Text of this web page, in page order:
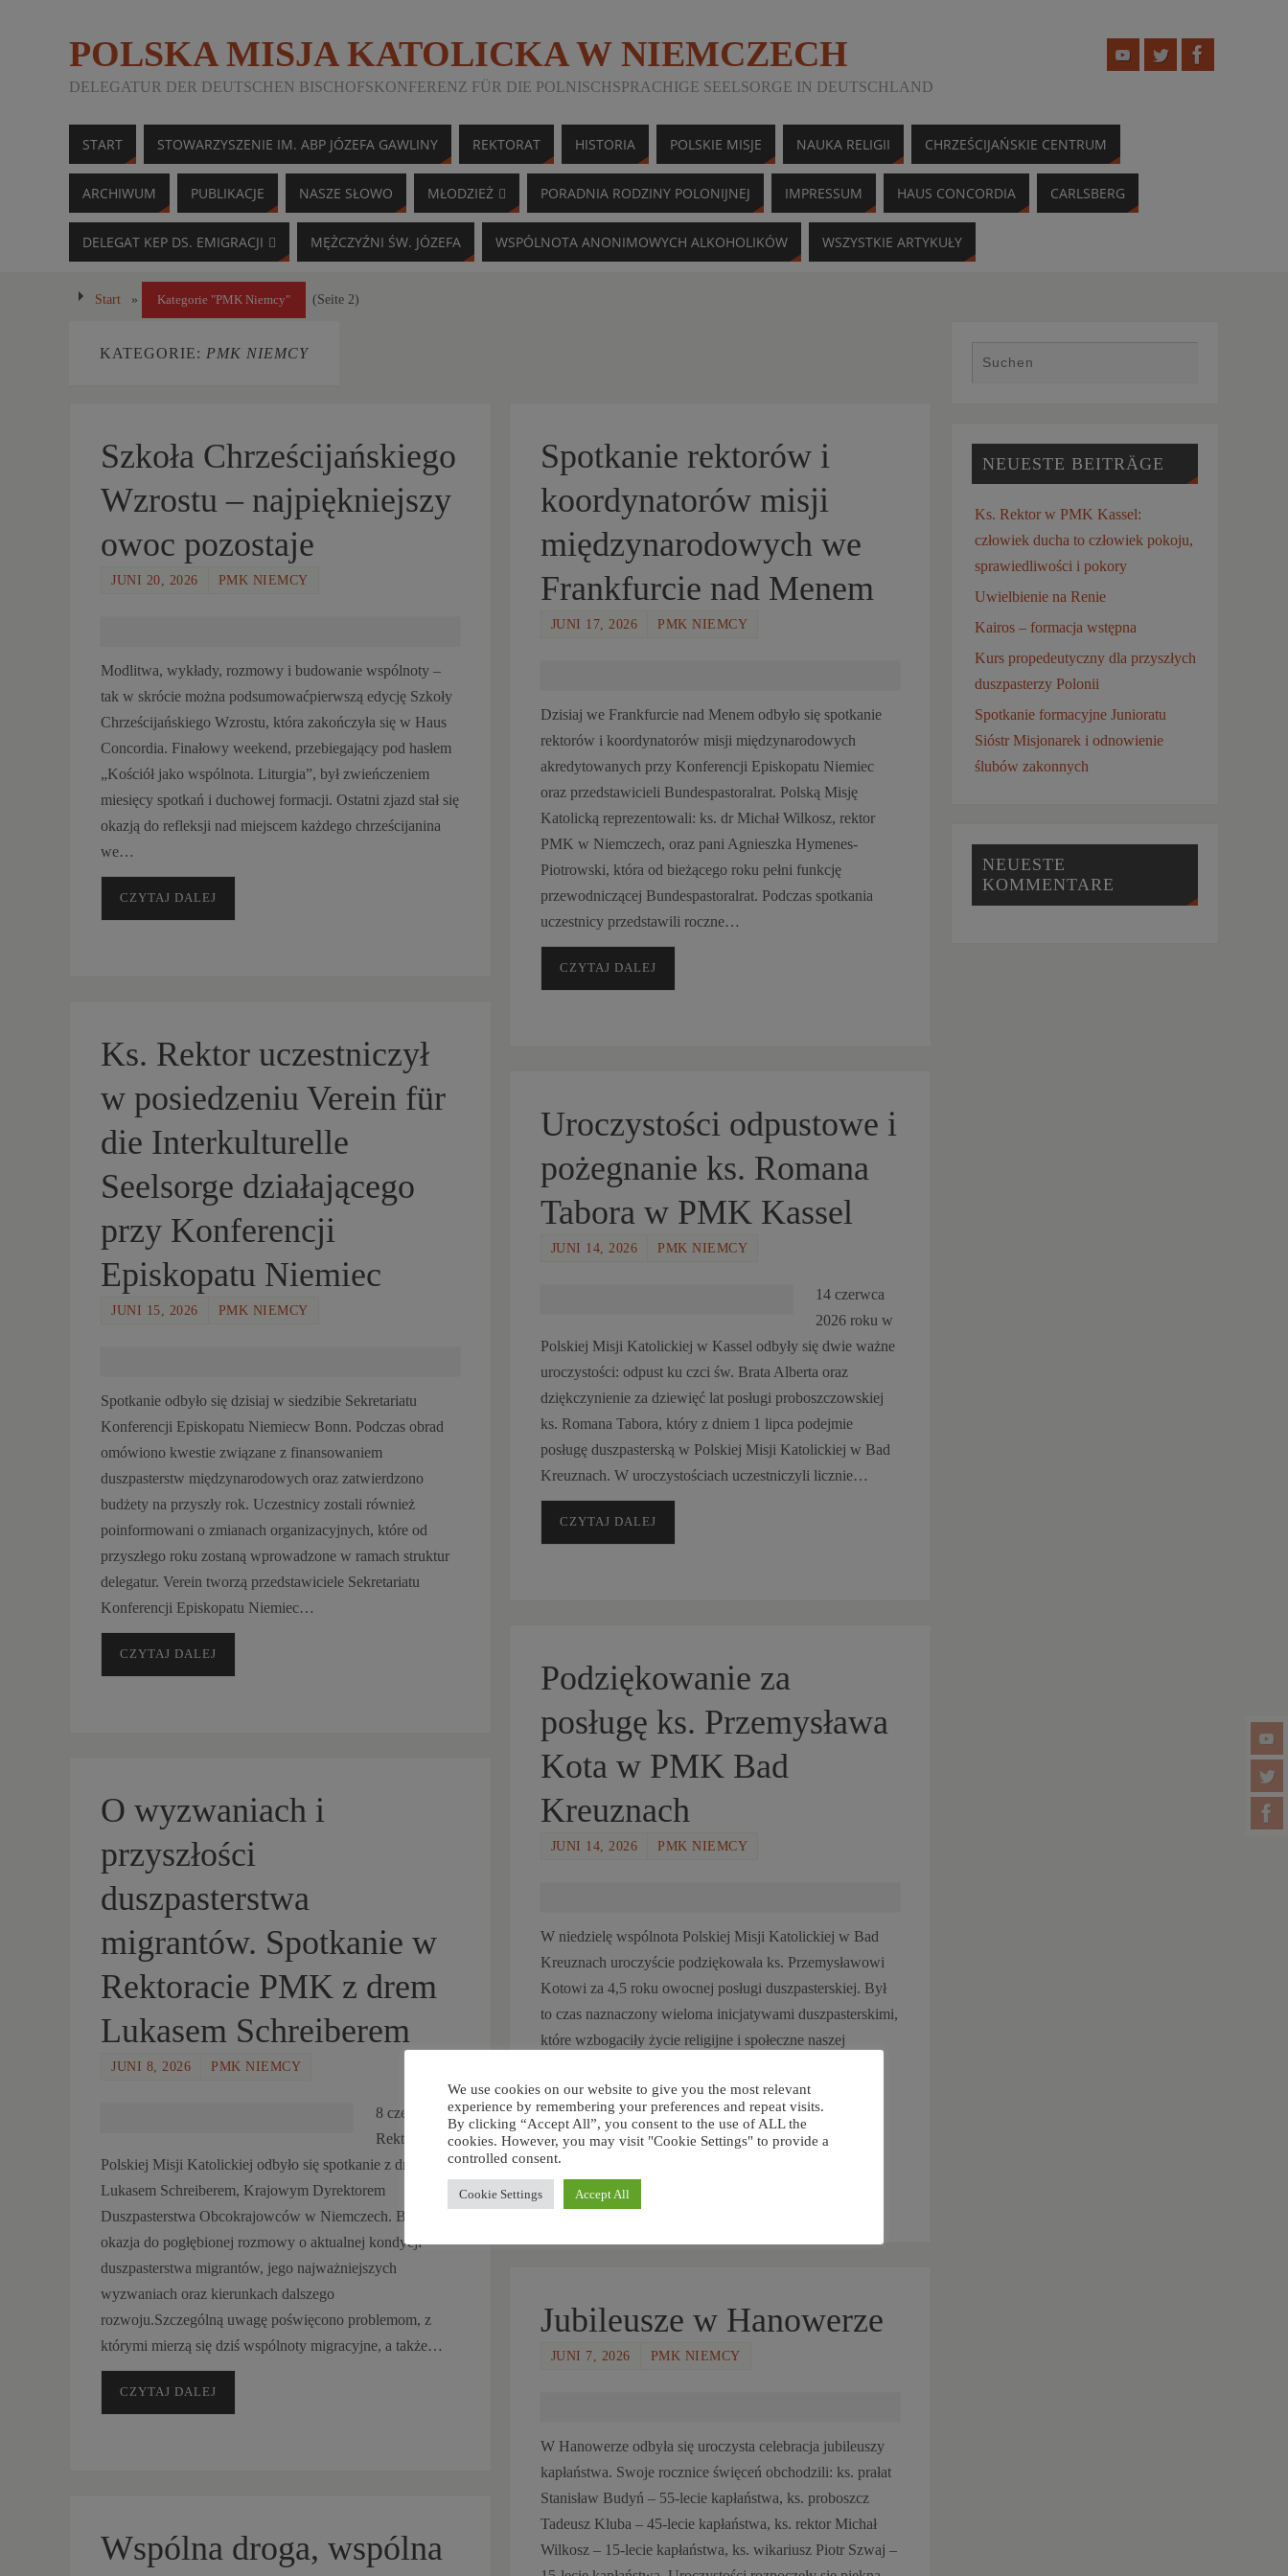
POLSKA MISJA KATOLICKA W NIEMCZECH
DELEGATUR DER DEUTSCHEN BISCHOFSKONFERENZ FÜR DIE POLNISCHSPRACHIGE SEELSORGE IN DEUTSCHLAND
START STOWARZYSZENIE IM. ABP JÓZEFA GAWLINY REKTORAT HISTORIA POLSKIE MISJE NAUKA RELIGII CHRZEŚCIJAŃSKIE CENTRUM
ARCHIWUM PUBLIKACJE NASZE SŁOWO MŁODZIEŻ PORADNIA RODZINY POLONIJNEJ IMPRESSUM HAUS CONCORDIA CARLSBERG
DELEGAT KEP DS. EMIGRACJI MĘŻCZYŹNI ŚW. JÓZEFA WSPÓLNOTA ANONIMOWYCH ALKOHOLIKÓW WSZYSTKIE ARTYKUŁY
Start » Kategorie "PMK Niemcy" (Seite 2)
KATEGORIE: PMK NIEMCY
Szkoła Chrześcijańskiego
Wzrostu – najpiękniejszy
owoc pozostaje
JUNI 20, 2026 PMK NIEMCY
Modlitwa, wykłady, rozmowy i budowanie wspólnoty –
tak w skrócie można podsumowaćpierwszą edycję Szkoły
Chrześcijańskiego Wzrostu, która zakończyła się w Haus
Concordia. Finałowy weekend, przebiegający pod hasłem
„Kościół jako wspólnota. Liturgia”, był zwieńczeniem
miesięcy spotkań i duchowej formacji. Ostatni zjazd stał się
okazją do refleksji nad miejscem każdego chrześcijanina
we…
CZYTAJ DALEJ
Spotkanie rektorów i
koordynatorów misji
międzynarodowych we
Frankfurcie nad Menem
JUNI 17, 2026 PMK NIEMCY
Dzisiaj we Frankfurcie nad Menem odbyło się spotkanie
rektorów i koordynatorów misji międzynarodowych
akredytowanych przy Konferencji Episkopatu Niemiec
oraz przedstawicieli Bundespastoralrat. Polską Misję
Katolicką reprezentowali: ks. dr Michał Wilkosz, rektor
PMK w Niemczech, oraz pani Agnieszka Hymenes-
Piotrowski, która od bieżącego roku pełni funkcję
przewodniczącej Bundespastoralrat. Podczas spotkania
uczestnicy przedstawili roczne…
CZYTAJ DALEJ
Ks. Rektor uczestniczył
w posiedzeniu Verein für
die Interkulturelle
Seelsorge działającego
przy Konferencji
Episkopatu Niemiec
JUNI 15, 2026 PMK NIEMCY
Spotkanie odbyło się dzisiaj w siedzibie Sekretariatu
Konferencji Episkopatu Niemiecw Bonn. Podczas obrad
omówiono kwestie związane z finansowaniem
duszpasterstw międzynarodowych oraz zatwierdzono
budżety na przyszły rok. Uczestnicy zostali również
poinformowani o zmianach organizacyjnych, które od
przyszłego roku zostaną wprowadzone w ramach struktur
delegatur. Verein tworzą przedstawiciele Sekretariatu
Konferencji Episkopatu Niemiec…
CZYTAJ DALEJ
Uroczystości odpustowe i
pożegnanie ks. Romana
Tabora w PMK Kassel
JUNI 14, 2026 PMK NIEMCY
14 czerwca
2026 roku w
Polskiej Misji Katolickiej w Kassel odbyły się dwie ważne
uroczystości: odpust ku czci św. Brata Alberta oraz
dziękczynienie za dziewięć lat posługi proboszczowskiej
ks. Romana Tabora, który z dniem 1 lipca podejmie
posługę duszpasterską w Polskiej Misji Katolickiej w Bad
Kreuznach. W uroczystościach uczestniczyli licznie…
CZYTAJ DALEJ
Podziękowanie za
posługę ks. Przemysława
Kota w PMK Bad
Kreuznach
JUNI 14, 2026 PMK NIEMCY
W niedzielę wspólnota Polskiej Misji Katolickiej w Bad
Kreuznach uroczyście podziękowała ks. Przemysławowi
Kotowi za 4,5 roku owocnej posługi duszpasterskiej. Był
to czas naznaczony wieloma inicjatywami duszpasterskimi,
które wzbogaciły życie religijne i społeczne naszej
parafianie mogli uczestniczyć w licznych wydarzeniach,
spotkaniach i przedsięwzięciach umacniających wiarę…
CZYTAJ DALEJ
O wyzwaniach i
przyszłości
duszpasterstwa
migrantów. Spotkanie w
Rektoracie PMK z drem
Lukasem Schreiberem
JUNI 8, 2026 PMK NIEMCY
8 czerwca w
Rektoracie
Polskiej Misji Katolickiej odbyło się spotkanie z dr
Lukasem Schreiberem, Krajowym Dyrektorem
Duszpasterstwa Obcokrajowców w Niemczech. Była to
okazja do pogłębionej rozmowy o aktualnej kondycji
duszpasterstwa migrantów, jego najważniejszych
wyzwaniach oraz kierunkach dalszego
rozwoju.Szczególną uwagę poświęcono problemom, z
którymi mierzą się dziś wspólnoty migracyjne, a także…
CZYTAJ DALEJ
Jubileusze w Hanowerze
JUNI 7, 2026 PMK NIEMCY
W Hanowerze odbyła się uroczysta celebracja jubileuszy
kapłaństwa. Swoje rocznice święceń obchodzili: ks. prałat
Stanisław Budyń – 55-lecie kapłaństwa, ks. proboszcz
Tadeusz Kluba – 45-lecie kapłaństwa, ks. rektor Michał
Wilkosz – 15-lecie kapłaństwa, ks. wikariusz Piotr Szwaj –
Wspólna droga, wspólna
Pages: « 1 2 3 4 5 6 7 ... 37 » NEUESTE BEITRÄGE
Ks. Rektor w PMK Kassel:
człowiek ducha to człowiek pokoju,
sprawiedliwości i pokory
Uwielbienie na Renie
Kairos – formacja wstępna
Kurs propedeutyczny dla przyszłych
duszpasterzy Polonii
Spotkanie formacyjne Junioratu
Sióstr Misjonarek i odnowienie
ślubów zakonnych
NEUESTE
KOMMENTARE
We use cookies on our website to give you the most relevant
experience by remembering your preferences and repeat visits.
By clicking “Accept All”, you consent to the use of ALL the
cookies. However, you may visit "Cookie Settings" to provide a
controlled consent.
Cookie Settings Accept All